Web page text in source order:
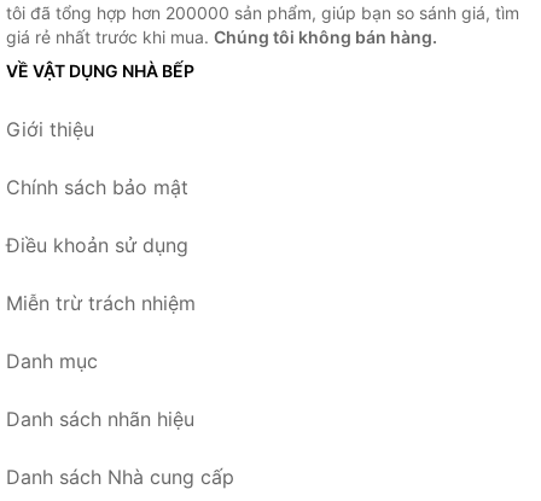
tôi đã tổng hợp hơn 200000 sản phẩm, giúp bạn so sánh giá, tìm
giá rẻ nhất trước khi mua. Chúng tôi không bán hàng.
VỀ VẬT DỤNG NHÀ BẾP
Giới thiệu
Chính sách bảo mật
Điều khoản sử dụng
Miễn trừ trách nhiệm
Danh mục
Danh sách nhãn hiệu
Danh sách Nhà cung cấp